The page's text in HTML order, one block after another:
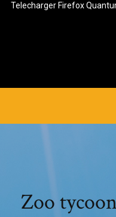
Telecharger Firefox
Zoo